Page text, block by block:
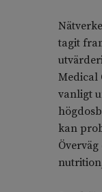
tagit
Medical
vanligt
kan